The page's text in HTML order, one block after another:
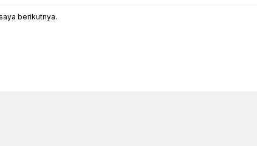
berikutnya.